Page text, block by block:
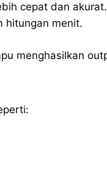
cepat dan
hitungan menit.
menghasilkan